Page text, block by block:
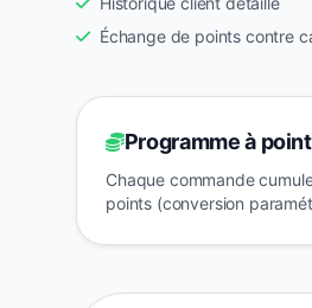
Échange de points contre
Programme à
Chaque commande
points (conversion